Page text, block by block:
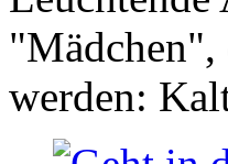
"Mädchen",
werden: